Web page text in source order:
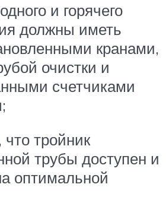
и горячего
должны иметь
кранами,
очистки и
счетчиками
тройник
трубы доступен и
оптимальной